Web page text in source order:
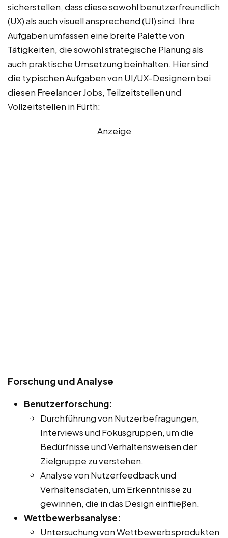
sicherstellen, dass diese sowohl benutzerfreundlich
(UX) als auch visuell ansprechend (UI) sind. Ihre
Aufgaben umfassen eine breite Palette von
Tätigkeiten, die sowohl strategische Planung als
auch praktische Umsetzung beinhalten. Hier sind
die typischen Aufgaben von UI/UX-Designern bei
diesen Freelancer Jobs, Teilzeitstellen und
Vollzeitstellen in Fürth:
Anzeige
Forschung und Analyse
Benutzerforschung:
Durchführung von Nutzerbefragungen,
Interviews und Fokusgruppen, um die
Bedürfnisse und Verhaltensweisen der
Zielgruppe zu verstehen.
Analyse von Nutzerfeedback und
Verhaltensdaten, um Erkenntnisse zu
gewinnen, die in das Design einfließen.
Wettbewerbsanalyse:
Untersuchung von Wettbewerbsprodukten